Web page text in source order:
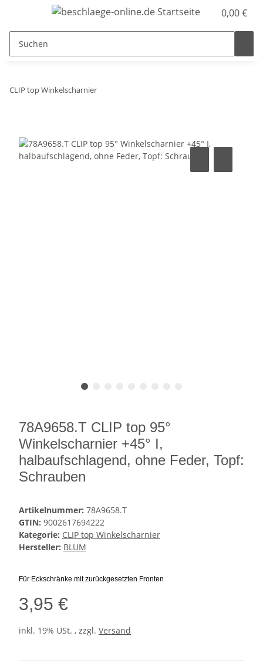
0,00 €
CLIP top Winkelscharnier
78A9658.T CLIP top 95°
Winkelscharnier +45° I,
halbaufschlagend, ohne Feder, Topf:
Schrauben
Artikelnummer: 78A9658.T
GTIN: 9002617694222
Kategorie: CLIP top Winkelscharnier
Hersteller: BLUM
Für Eckschränke mit zurückgesetzten Fronten
3,95 €
inkl. 19% USt. , zzgl. Versand